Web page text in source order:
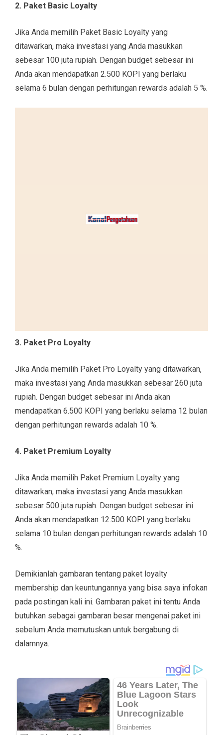
2. Paket Basic Loyalty
Jika Anda memilih Paket Basic Loyalty yang
ditawarkan, maka investasi yang Anda masukkan
sebesar 100 juta rupiah. Dengan budget sebesar ini
Anda akan mendapatkan 2.500 KOPI yang berlaku
selama 6 bulan dengan perhitungan rewards adalah 5 %.
3. Paket Pro Loyalty
Jika Anda memilih Paket Pro Loyalty yang ditawarkan,
maka investasi yang Anda masukkan sebesar 260 juta
rupiah. Dengan budget sebesar ini Anda akan
mendapatkan 6.500 KOPI yang berlaku selama 12 bulan
dengan perhitungan rewards adalah 10 %.
4. Paket Premium Loyalty
Jika Anda memilih Paket Premium Loyalty yang
ditawarkan, maka investasi yang Anda masukkan
sebesar 500 juta rupiah. Dengan budget sebesar ini
Anda akan mendapatkan 12.500 KOPI yang berlaku
selama 10 bulan dengan perhitungan rewards adalah 10
%.
Demikianlah gambaran tentang paket loyalty
membership dan keuntungannya yang bisa saya infokan
pada postingan kali ini. Gambaran paket ini tentu Anda
butuhkan sebagai gambaran besar mengenai paket ini
sebelum Anda memutuskan untuk bergabung di
dalamnya.